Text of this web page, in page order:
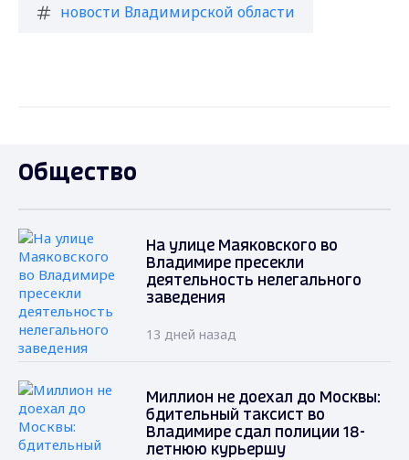
новости Владимирской области
Общество
На улице Маяковского во
Владимире пресекли
деятельность нелегального
заведения
13 дней назад
Миллион не доехал до Москвы:
бдительный таксист во
Владимире сдал полиции 18-
летнюю курьершу